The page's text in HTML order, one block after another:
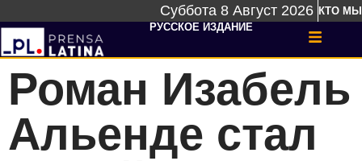
Суббота 8 Август 2026 КТО МЫ
РУССКОЕ ИЗДАНИЕ
Роман Изабель
Альенде стал